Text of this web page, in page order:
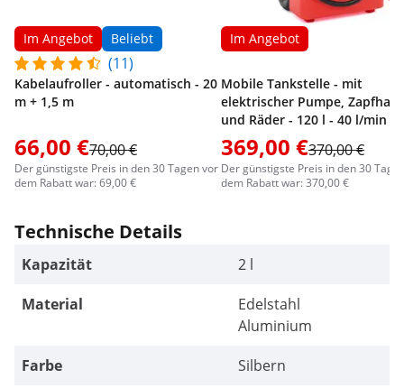
Im Angebot Beliebt
(11)
Kabelaufroller - automatisch - 20
m + 1,5 m
66,00 €70,00 €
Der günstigste Preis in den 30 Tagen vor
dem Rabatt war: 69,00 €
Im Angebot
Mobile Tankstelle - mit
elektrischer Pumpe,
und Räder - 120 l - 40 l/min
369,00 €370,00 €
Der günstigste Preis in den 30
dem Rabatt war: 370,00 €
Technische Details
Kapazität
2 l
Material
Edelstahl
Aluminium
Farbe
Silbern